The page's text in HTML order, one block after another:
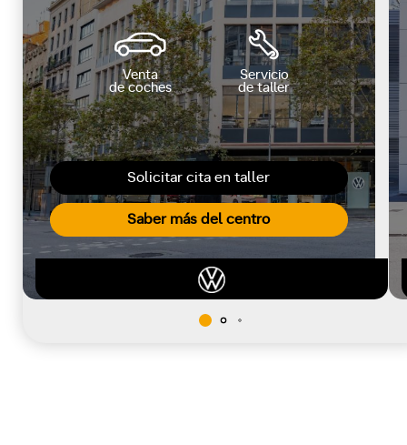
Solicitar cita en taller
Saber más del centro
Venta
de coches
Servicio
de taller